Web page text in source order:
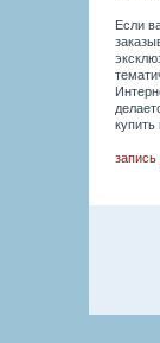
Если